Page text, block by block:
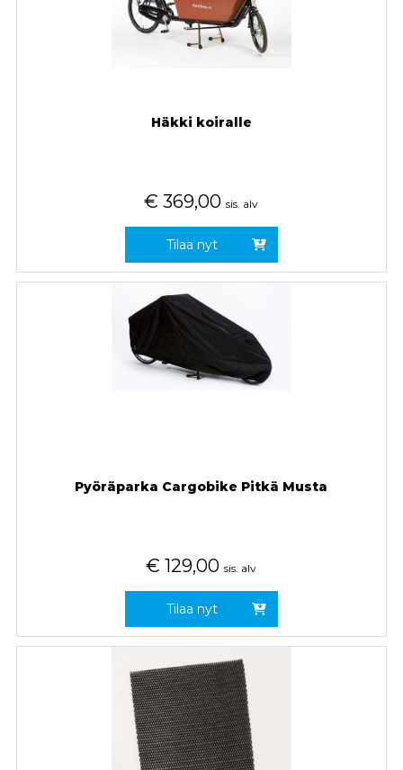
Häkki koiralle
€ 369,00 sis. alv
Tilaa nyt
Pyöräparka Cargobike Pitkä Musta
€ 129,00 sis. alv
Tilaa nyt